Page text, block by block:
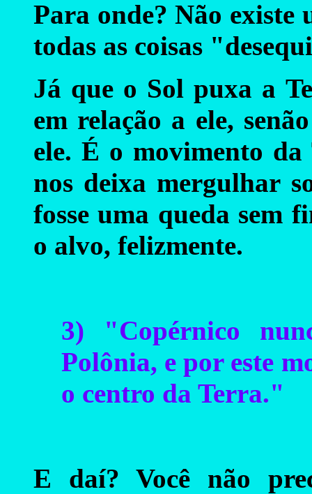
Para onde? Não existe
todas as coisas
Já que o Sol puxa a
em relação a ele,
ele. É o movimento
nos deixa mergulhar
fosse uma queda sem
o alvo, felizmente.
3) "Copérnico
Polônia, e por este
o centro da Terra."
E daí? Você não